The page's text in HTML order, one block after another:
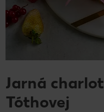
Jarná
Tóthovej